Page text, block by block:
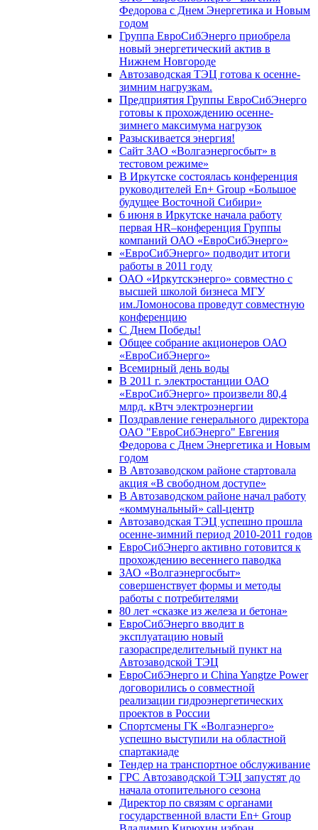
Федорова с Днем Энергетика и Новым
годом
Группа ЕвроСибЭнерго приобрела
новый энергетический актив в
Нижнем Новгороде
Автозаводская ТЭЦ готова к осенне-
зимним нагрузкам.
Предприятия Группы ЕвроСибЭнерго
готовы к прохождению осенне-
зимнего максимума нагрузок
Разыскивается энергия!
Сайт ЗАО «Волгаэнергосбыт» в
тестовом режиме»
В Иркутске состоялась конференция
руководителей En+ Group «Большое
будущее Восточной Сибири»
6 июня в Иркутске начала работу
первая HR–конференция Группы
компаний ОАО «ЕвроСибЭнерго»
«ЕвроСибЭнерго» подводит итоги
работы в 2011 году
ОАО «Иркутскэнерго» совместно с
высшей школой бизнеса МГУ
им.Ломоносова проведут совместную
конференцию
С Днем Победы!
Общее собрание акционеров ОАО
«ЕвроСибЭнерго»
Всемирный день воды
В 2011 г. электростанции ОАО
«ЕвроСибЭнерго» произвели 80,4
млрд. кВтч электроэнергии
Поздравление генерального директора
ОАО "ЕвроСибЭнерго" Евгения
Федорова с Днем Энергетика и Новым
годом
В Автозаводском районе стартовала
акция «В свободном доступе»
В Автозаводском районе начал работу
«коммунальный» call-центр
Автозаводская ТЭЦ успешно прошла
осенне-зимний период 2010-2011 годов
ЕвроСибЭнерго активно готовится к
прохождению весеннего паводка
ЗАО «Волгаэнергосбыт»
совершенствует формы и методы
работы с потребителями
80 лет «сказке из железа и бетона»
ЕвроСибЭнерго вводит в
эксплуатацию новый
газораспределительный пункт на
Автозаводской ТЭЦ
ЕвроСибЭнерго и China Yangtze Power
договорились о совместной
реализации гидроэнергетических
проектов в России
Спортсмены ГК «Волгаэнерго»
успешно выступили на областной
спартакиаде
Тендер на транспортное обслуживание
ГРС Автозаводской ТЭЦ запустят до
начала отопительного сезона
Директор по связям с органами
государственной власти En+ Group